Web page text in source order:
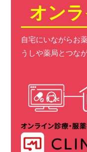
オン
自宅にいながらお
うしや薬局とつな